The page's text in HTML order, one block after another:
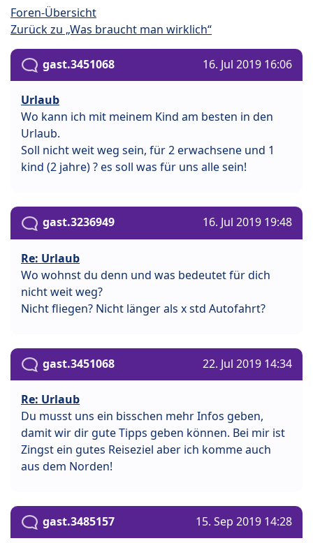
Foren-Übersicht
Zurück zu „Was braucht man wirklich“
gast.3451068 16. Jul 2019 16:06
Urlaub
Wo kann ich mit meinem Kind am besten in den
Urlaub.
Soll nicht weit weg sein, für 2 erwachsene und 1
kind (2 jahre) ? es soll was für uns alle sein!
gast.3236949 16. Jul 2019 19:48
Re: Urlaub
Wo wohnst du denn und was bedeutet für dich
nicht weit weg?
Nicht fliegen? Nicht länger als x std Autofahrt?
gast.3451068 22. Jul 2019 14:34
Re: Urlaub
Du musst uns ein bisschen mehr Infos geben,
damit wir dir gute Tipps geben können. Bei mir ist
Zingst ein gutes Reiseziel aber ich komme auch
aus dem Norden!
gast.3485157 15. Sep 2019 14:28